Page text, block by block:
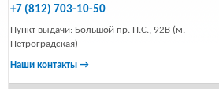
+7 (812) 703-10-50
Пункт выдачи: Большой пр. П.С., 92В (м.
Петроградская)
Наши контакты →